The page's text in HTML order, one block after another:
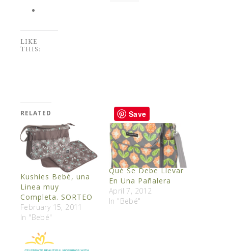
LIKE
THIS:
RELATED
Kushies Bebé, una
Linea muy
Completa. SORTEO
February 15, 2011
In "Bebé"
Qué Se Debe Llevar
En Una Pañalera
April 7, 2012
In "Bebé"
Save